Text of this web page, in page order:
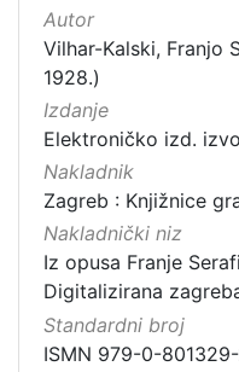
Mjesto
izdanja
Zagreb
Nakladnička
cjelina
Autor
Vilhar-Kalski, Franjo
1928.)
Izdanje
Elektroničko izd.
Nakladnik
Zagreb : Knjižnice
Nakladnički niz
Iz opusa Franje
Digitalizirana
Standardni broj
ISMN 979-0-